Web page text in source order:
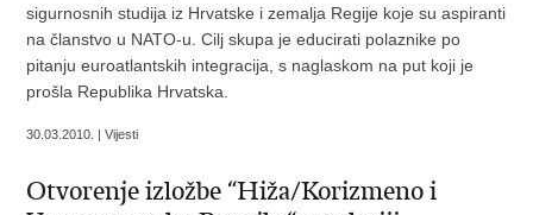
sigurnosnih studija iz Hrvatske i zemalja Regije koje su aspiranti
na članstvo u NATO-u. Cilj skupa je educirati polaznike po
pitanju euroatlantskih integracija, s naglaskom na put koji je
prošla Republika Hrvatska.
30.03.2010. | Vijesti
Otvorenje izložbe “Hiža/Korizmeno i